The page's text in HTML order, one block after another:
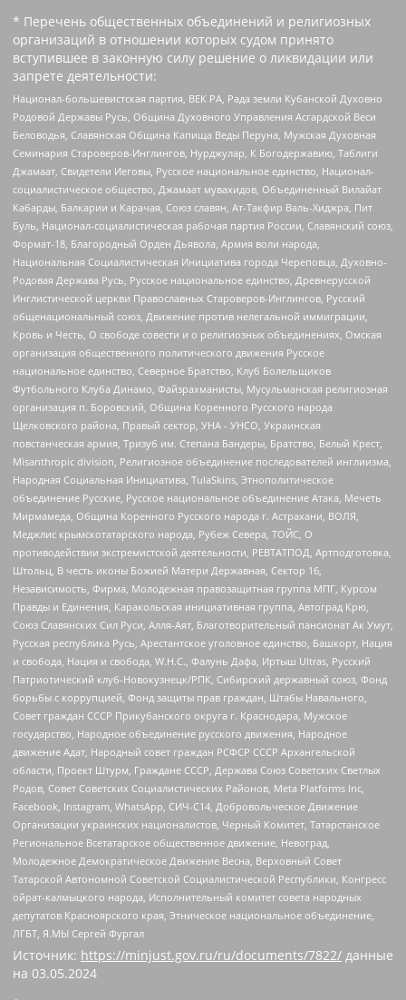
* Перечень общественных объединений и религиозных
организаций в отношении которых судом принято
вступившее в законную силу решение о ликвидации или
запрете деятельности:
Национал-большевистская партия, ВЕК РА, Рада земли Кубанской Духовно
Родовой Державы Русь, Община Духовного Управления Асгардской Веси
Беловодья, Славянская Община Капища Веды Перуна, Мужская Духовная
Семинария Староверов-Инглингов, Нурджулар, К Богодержавию, Таблиги
Джамаат, Свидетели Иеговы, Русское национальное единство, Национал-
социалистическое общество, Джамаат мувахидов, Объединенный Вилайат
Кабарды, Балкарии и Карачая, Союз славян, Ат-Такфир Валь-Хиджра, Пит
Буль, Национал-социалистическая рабочая партия России, Славянский союз,
Формат-18, Благородный Орден Дьявола, Армия воли народа,
Национальная Социалистическая Инициатива города Череповца, Духовно-
Родовая Держава Русь, Русское национальное единство, Древнерусской
Инглистической церкви Православных Староверов-Инглингов, Русский
общенациональный союз, Движение против нелегальной иммиграции,
Кровь и Честь, О свободе совести и о религиозных объединениях, Омская
организация общественного политического движения Русское
национальное единство, Северное Братство, Клуб Болельщиков
Футбольного Клуба Динамо, Файзрахманисты, Мусульманская религиозная
организация п. Боровский, Община Коренного Русского народа
Щелковского района, Правый сектор, УНА - УНСО, Украинская
повстанческая армия, Тризуб им. Степана Бандеры, Братство, Белый Крест,
Misanthropic division, Религиозное объединение последователей инглиизма,
Народная Социальная Инициатива, TulaSkins, Этнополитическое
объединение Русские, Русское национальное объединение Атака, Мечеть
Мирмамеда, Община Коренного Русского народа г. Астрахани, ВОЛЯ,
Меджлис крымскотатарского народа, Рубеж Севера, ТОЙС, О
противодействии экстремистской деятельности, РЕВТАТПОД, Артподготовка,
Штольц, В честь иконы Божией Матери Державная, Сектор 16,
Независимость, Фирма, Молодежная правозащитная группа МПГ, Курсом
Правды и Единения, Каракольская инициативная группа, Автоград Крю,
Союз Славянских Сил Руси, Алля-Аят, Благотворительный пансионат Ак Умут,
Русская республика Русь, Арестантское уголовное единство, Башкорт, Нация
и свобода, Нация и свобода, W.H.С., Фалунь Дафа, Иртыш Ultras, Русский
Патриотический клуб-Новокузнецк/РПК, Сибирский державный союз, Фонд
борьбы с коррупцией, Фонд защиты прав граждан, Штабы Навального,
Совет граждан СССР Прикубанского округа г. Краснодара, Мужское
государство, Народное объединение русского движения, Народное
движение Адат, Народный совет граждан РСФСР СССР Архангельской
области, Проект Штурм, Граждане СССР, Держава Союз Советских Светлых
Родов, Совет Советских Социалистических Районов, Meta Platforms Inc,
Facebook, Instagram, WhatsApp, СИЧ-С14, Добровольческое Движение
Организации украинских националистов, Черный Комитет, Татарстанское
Региональное Всетатарское общественное движение, Невоград,
Молодежное Демократическое Движение Весна, Верховный Совет
Татарской Автономной Советской Социалистической Республики, Конгресс
ойрат-калмыцкого народа, Исполнительный комитет совета народных
депутатов Красноярского края, Этническое национальное объединение,
ЛГБТ, Я.МЫ Сергей Фургал
Источник: https://minjust.gov.ru/ru/documents/7822/ данные
на 03.05.2024